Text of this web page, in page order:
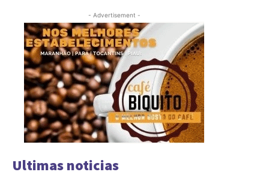
- Advertisement -
Ultimas noticias